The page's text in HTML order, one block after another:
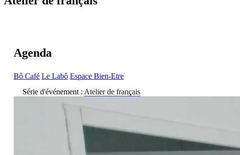
Agenda
Bô Café Le Labô Espace Bien-Etre
Série d'événement : Atelier de français